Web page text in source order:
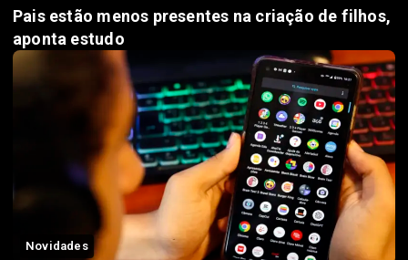
Pais estão menos presentes na criação de filhos,
aponta estudo
Novidades